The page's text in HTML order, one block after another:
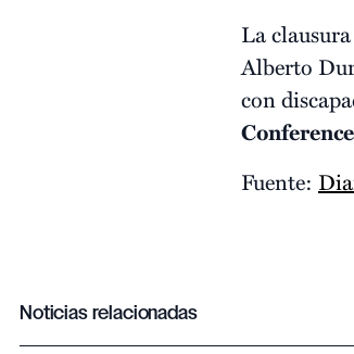
La
Alberto
con
Fuente:
Noticias relacionadas